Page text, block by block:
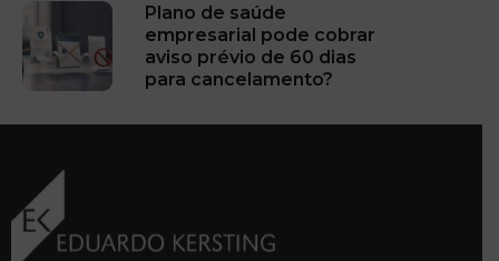
Plano de saúde
empresarial pode cobrar
aviso prévio de 60 dias
para cancelamento?